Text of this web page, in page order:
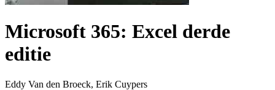
Microsoft 365: Excel derde
editie
Eddy Van den Broeck, Erik Cuypers